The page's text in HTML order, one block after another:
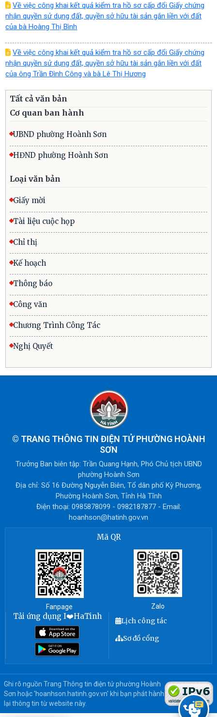
Về việc công khai kết quả kiểm tra hồ sơ cấp đổi Giấy chứng
nhận quyền sử dụng đất, quyền sở hữu tài sản gắn liền với đất
của bà Hoàng Thị Bình
Về việc công khai kết quả kiểm tra hồ sơ cấp đổi Giấy chứng
nhận quyền sử dụng đất, quyền sở hữu tài sản gắn liền với đất
của ông Trần Đình Công và bà Lê Thị Hương
Tất cả văn bản
Cơ quan ban hành
UBND phường Hoành Sơn
HĐND phường Hoành Sơn
Loại văn bản
Giấy mời
Tài liệu cuộc họp
Chỉ thị
Kế hoạch
Thông báo
Công văn
Chương Trình Công Tác
Nghị Quyết
© TRANG THÔNG TIN ĐIỆN TỬ PHƯỜNG HOÀNH
SƠN
Trưởng Ban biên tập: Trần Quang Hạnh, Phó Chủ tịch UBND
phường Hoành Sơn
Địa chỉ: Số 16 Đường Nguyễn Biên, Tổ dân phố Kỳ Phương,
Phường Hoành Sơn, Tỉnh Hà Tĩnh
Điện thoại: 0985878099 - 0982187877 - Email:
hoanhson@hatinh.gov.vn
Mã QR
Fanpage Zalo
Tải ứng dụng I❤️HaTinh
Lịch công tác
Sơ đồ cổng
Ghi rõ nguồn Trang Thông tin điện tử phường Hoành
Sơn hoặc 'hoanhson.hatinh.gov.vn' khi bạn phát hành
lại thông tin từ website này.